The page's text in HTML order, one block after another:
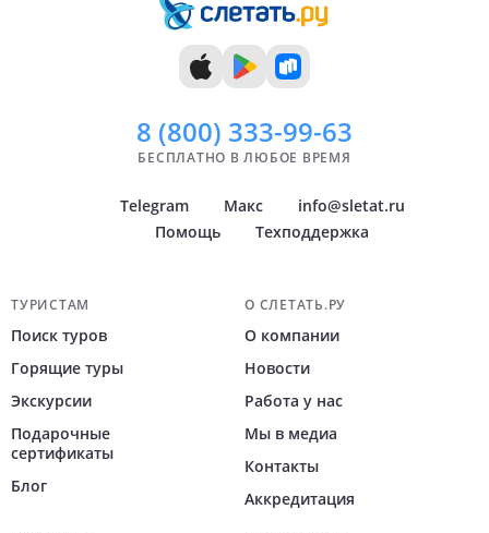
8 (800) 333-99-63
БЕСПЛАТНО В ЛЮБОЕ ВРЕМЯ
Telegram Макс
info@sletat.ru
Помощь
Техподдержка
Навигация по сайту
ТУРИСТАМ
Поиск туров
Горящие туры
Экскурсии
Подарочные
сертификаты
Блог
О СЛЕТАТЬ.РУ
О компании
Новости
Работа у нас
Мы в медиа
Контакты
Аккредитация